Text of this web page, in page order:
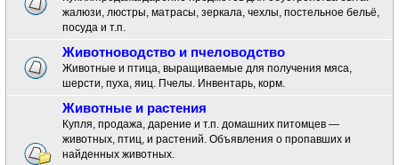
жалюзи, люстры, матрасы, зеркала, чехлы, постельное бельё,
посуда и т.п.
Животноводство и пчеловодство
Животные и птица, выращиваемые для получения мяса,
шерсти, пуха, яиц. Пчелы. Инвентарь, корм.
Животные и растения
Купля, продажа, дарение и т.п. домашних питомцев —
животных, птиц, и растений. Объявления о пропавших и
найденных животных.